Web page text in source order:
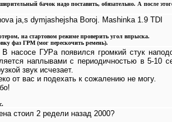
бачок надо поставить, обязательно. А после
ja,s dymjashejsha Boroj. Mashinka 1.9 TDI
на стартовом режиме проверить угол впрыска.
фаз ГРМ (мог перескочить ремень).
В насосе ГУРа появился громкий стук
наплывами с периодичностью в 5-10
звук исчезает.
от вас и подехать к сожалению не могу.
стоил 2 редели назад 2000?